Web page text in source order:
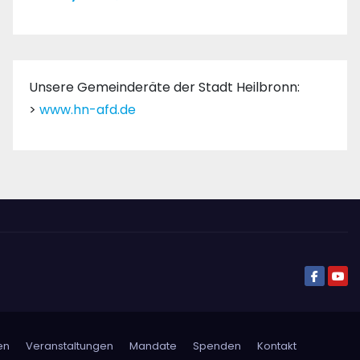
Unsere Gemeinderäte der Stadt Heilbronn:
> www.hn-afd.de
Veranstaltungen Mandate Spenden Kontakt